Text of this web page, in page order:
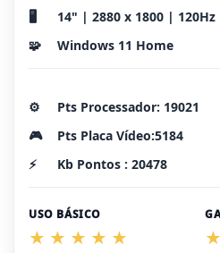
🖥️
14" | 2880 x 1800 |
🧩
Windows 11 Home
⚙️
Pts Processador: 19021
🎮
Pts Placa Vídeo:5184
⚡
Kb Pontos : 20478
USO BÁSICO